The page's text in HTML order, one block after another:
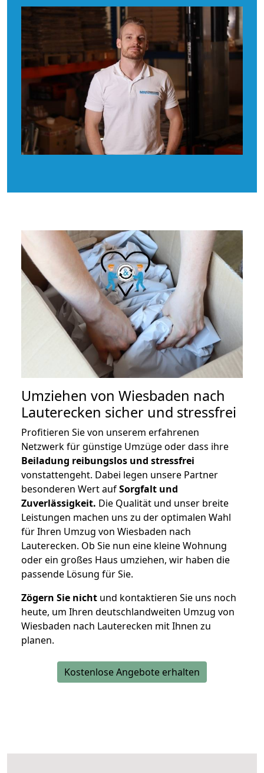
Umziehen von Wiesbaden nach
Lauterecken sicher und stressfrei
Profitieren Sie von unserem erfahrenen
Netzwerk für günstige Umzüge oder dass ihre
Beiladung reibungslos und stressfrei
vonstattengeht. Dabei legen unsere Partner
besonderen Wert aufSorgfalt und
Zuverlässigkeit. Die Qualität und unser breite
Leistungen machen uns zu der optimalen Wahl
für Ihren Umzug von Wiesbaden nach
Lauterecken. Ob Sie nun eine kleine Wohnung
oder ein großes Haus umziehen, wir haben die
passende Lösung für Sie.
Zögern Sie nicht und kontaktieren Sie uns noch
heute, um Ihren deutschlandweiten Umzug von
Wiesbaden nach Lauterecken mit Ihnen zu
planen.
Kostenlose Angebote erhalten